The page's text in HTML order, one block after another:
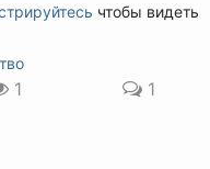
чтобы видеть
1 1